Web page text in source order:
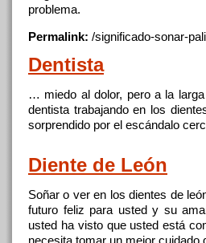
problema.
Permalink: /significado-sonar-
Dentista
… miedo al dolor, pero a la
dentista trabajando en los
sorprendido por el escándalo
Diente de León
Soñar o ver en los dientes de
futuro feliz para usted y su
usted ha visto que usted está
necesita tomar un mejor